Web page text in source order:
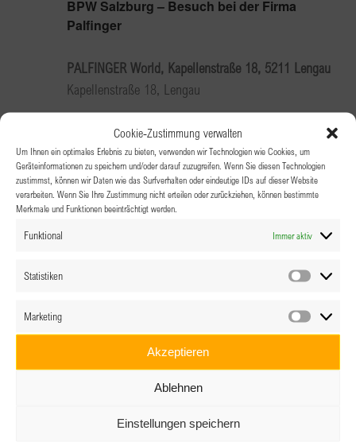
Cookie-Zustimmung verwalten
Um Ihnen ein optimales Erlebnis zu bieten, verwenden wir Technologien wie Cookies, um
Geräteinformationen zu speichern und/oder darauf zuzugreifen. Wenn Sie diesen Technologien
zustimmst, können wir Daten wie das Surfverhalten oder eindeutige IDs auf dieser Website
verarbeiten. Wenn Sie Ihre Zustimmung nicht erteilen oder zurückziehen, können bestimmte
Merkmale und Funktionen beeinträchtigt werden.
Funktional Immer aktiv
Statistiken
Marketing
Akzeptieren
Ablehnen
Einstellungen speichern
BPW Salzburg – Besuch bei der Firma
Palfinger
PALFINGER World, Kapellenstraße 18, 5211 Lengau
Kapellenstraße 18, Lengau
19
BPW Wien & Umgebung “Liften wos geht”
19.06.2026 @ 9:15-13:30
Wien, Austria